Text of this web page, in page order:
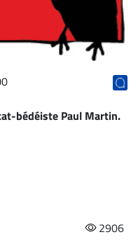
bédéiste Paul Martin.
2906